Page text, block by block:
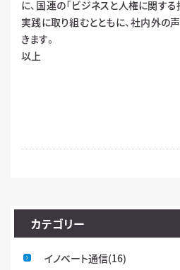
に、国連の「ビジネスと人権に関す
実践に取り組むとともに、社内外の
きます。
以上
カテゴリー
イノベート通信(16)